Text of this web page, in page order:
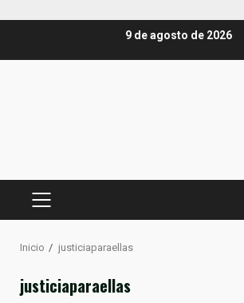
9 de agosto de 2026
MENÚ
Inicio justiciaparaellas
justiciaparaellas